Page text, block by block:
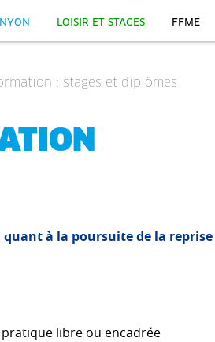
LOISIR ET STAGES FFME
: stages et diplômes
à la poursuite de la reprise
libre ou encadrée